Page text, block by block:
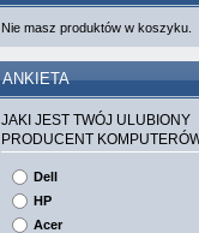
Nie masz produktów w koszyku.
ANKIETA
JAKI JEST TWÓJ ULUBIONY
PRODUCENT
Dell
HP
Acer